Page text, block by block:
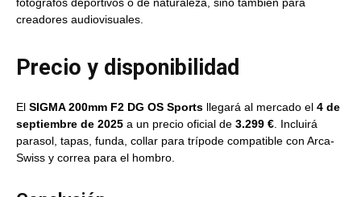
creadores audiovisuales.
Precio y disponibilidad
El SIGMA 200mm F2 DG OS Sports llegará al mercado el 4 de
septiembre de 2025 a un precio oficial de 3.299 € . Incluirá
parasol, tapas, funda, collar para trípode compatible con Arca-
Swiss y correa para el hombro.